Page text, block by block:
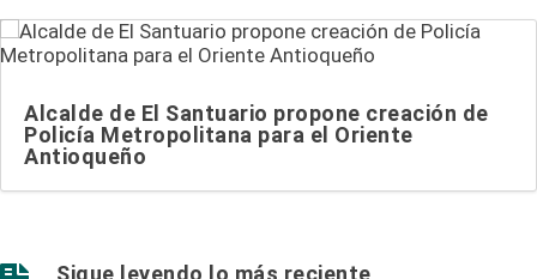
Alcalde de El Santuario propone creación de
Policía Metropolitana para el Oriente
Antioqueño
Sigue leyendo lo más reciente